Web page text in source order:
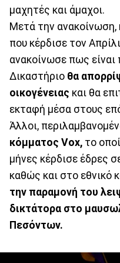
μαχητές και άμαχοι.
Μετά την ανακοίνωση,
που κέρδισε τον
ανακοίνωσε πως
Δικαστήριο θα
οικογένειας και θα
εκταφή μέσα στους
Άλλοι,
κόμματος Vox, το
μήνες κέρδισε έδρες
καθώς και στο εθνικό
την παραμονή του
δικτάτορα στο
Πεσόντων.